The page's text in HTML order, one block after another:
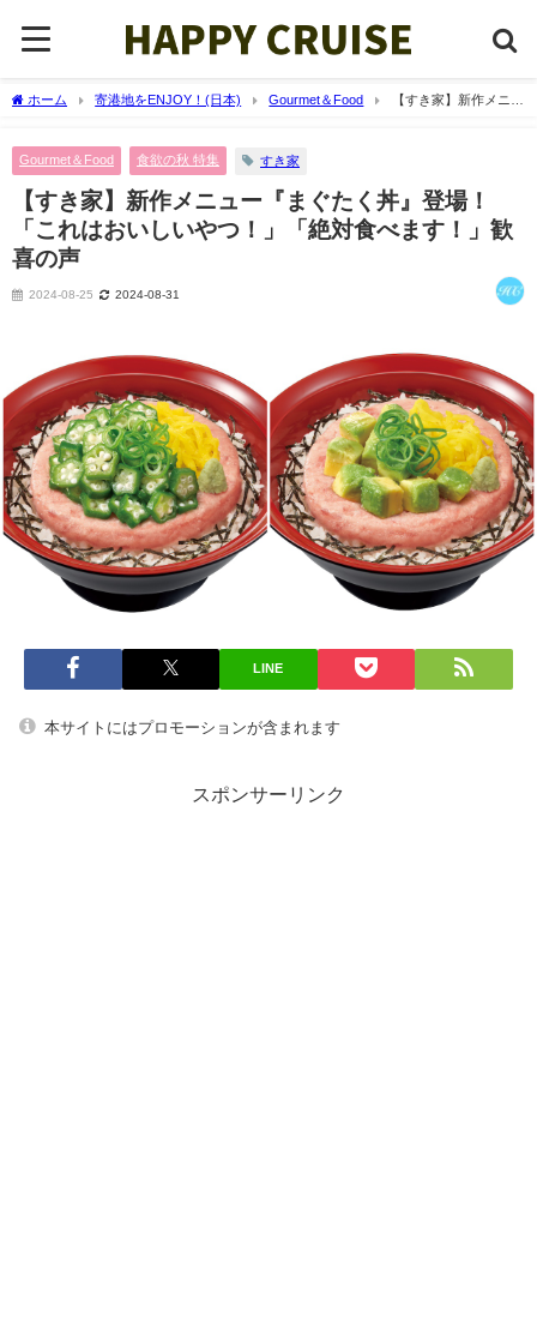
ホーム 寄港地をENJOY！(日本) Gourmet＆Food
【すき家】新作メニュ
Gourmet＆Food 食欲の秋 特集 すき家
【すき家】新作メニュー『まぐたく丼』登場！
「これはおいしいやつ！」「絶対食べます！」歓
喜の声
2024-08-25 2024-08-31
LINE
本サイトにはプロモーションが含まれます
スポンサーリンク